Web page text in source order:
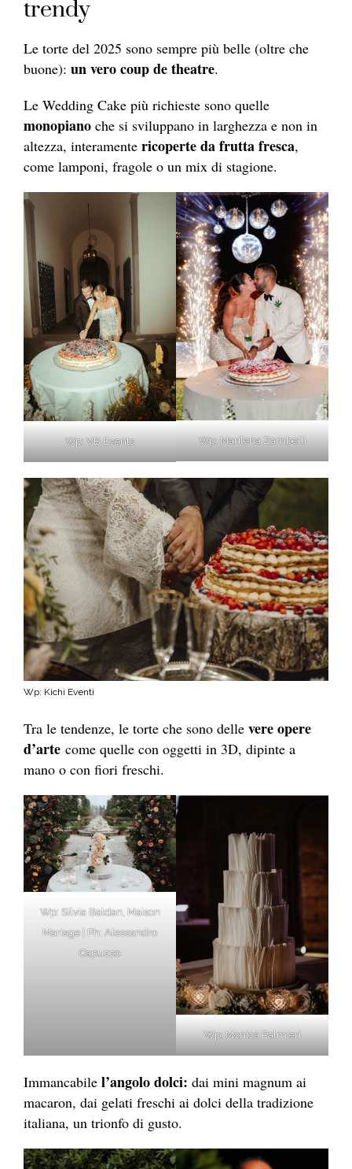
trendy
Le torte del 2025 sono sempre più belle (oltre che
buone): un vero coup de theatre.
Le Wedding Cake più richieste sono quelle
monopiano che si sviluppano in larghezza e non in
altezza, interamente ricoperte da frutta fresca,
come lamponi, fragole o un mix di stagione.
Wp: VB Events Wp: Marilena Zambelli
Wp: Kichi Eventi
Tra le tendenze, le torte che sono delle vere opere
d’arte come quelle con oggetti in 3D, dipinte a
mano o con fiori freschi.
Wp: Silvia Baldan, Maison
Mariage | Ph: Alessandro
Capuzzo
Wp: Monica Palmieri
Immancabile l’angolo dolci: dai mini magnum ai
macaron, dai gelati freschi ai dolci della tradizione
italiana, un trionfo di gusto.